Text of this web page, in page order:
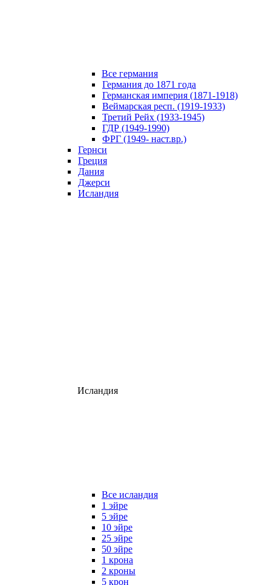
Все германия
Германия до 1871 года
Германская империя (1871-1918)
Веймарская респ. (1919-1933)
Третий Рейх (1933-1945)
ГДР (1949-1990)
ФРГ (1949- наст.вр.)
Гернси
Греция
Дания
Джерси
Исландия
Исландия
Все исландия
1 эйре
5 эйре
10 эйре
25 эйре
50 эйре
1 крона
2 кроны
5 крон